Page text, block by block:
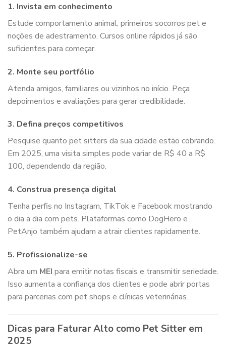
1. Invista em conhecimento
Estude comportamento animal, primeiros socorros pet e
noções de adestramento. Cursos online rápidos já são
suficientes para começar.
2. Monte seu portfólio
Atenda amigos, familiares ou vizinhos no início. Peça
depoimentos e avaliações para gerar credibilidade.
3. Defina preços competitivos
Pesquise quanto pet sitters da sua cidade estão cobrando.
Em 2025, uma visita simples pode variar de R$ 40 a R$
100, dependendo da região.
4. Construa presença digital
Tenha perfis no Instagram, TikTok e Facebook mostrando
o dia a dia com pets. Plataformas como DogHero e
PetAnjo também ajudam a atrair clientes rapidamente.
5. Profissionalize-se
Abra um MEI para emitir notas fiscais e transmitir seriedade.
Isso aumenta a confiança dos clientes e pode abrir portas
para parcerias com pet shops e clínicas veterinárias.
Dicas para Faturar Alto como Pet Sitter em
2025